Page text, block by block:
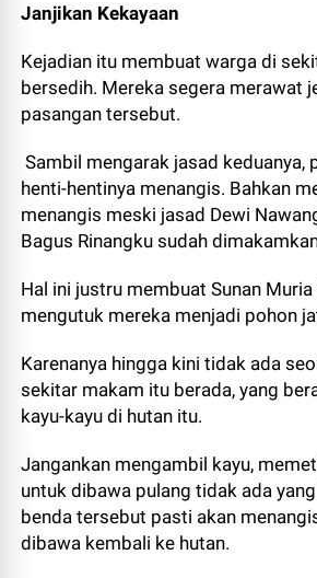
Janjikan Kekayaan
Kejadian itu membuat warga di
bersedih. Mereka segera merawat
pasangan tersebut.
Sambil mengarak jasad keduanya,
henti-hentinya menangis. Bahkan
menangis meski jasad Dewi
Bagus Rinangku sudah
Hal ini justru membuat Sunan
mengutuk mereka menjadi pohon
Karenanya hingga kini tidak ada
sekitar makam itu berada, yang
kayu-kayu di hutan itu.
Jangankan mengambil kayu,
untuk dibawa pulang tidak ada
benda tersebut pasti akan
dibawa kembali ke hutan.